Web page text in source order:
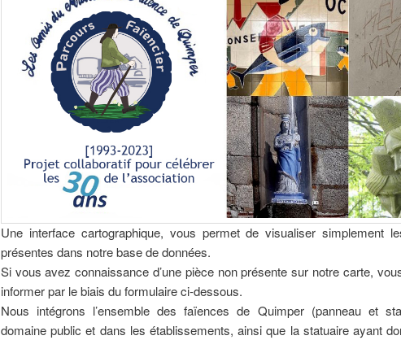
Une interface cartographique, vous permet de visualiser simplement
présentes dans notre base de données.
Si vous avez connaissance d’une pièce non présente sur notre carte,
informer par le biais du formulaire ci-dessous.
Nous intégrons l’ensemble des faïences de Quimper (panneau et
domaine public et dans les établissements, ainsi que la statuaire ayant